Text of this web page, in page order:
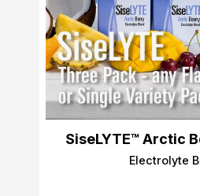
SiseLYTE™ Arctic
Electrolyte